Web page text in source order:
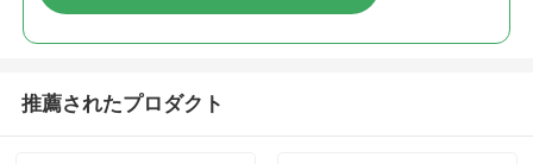
推薦されたプロダクト